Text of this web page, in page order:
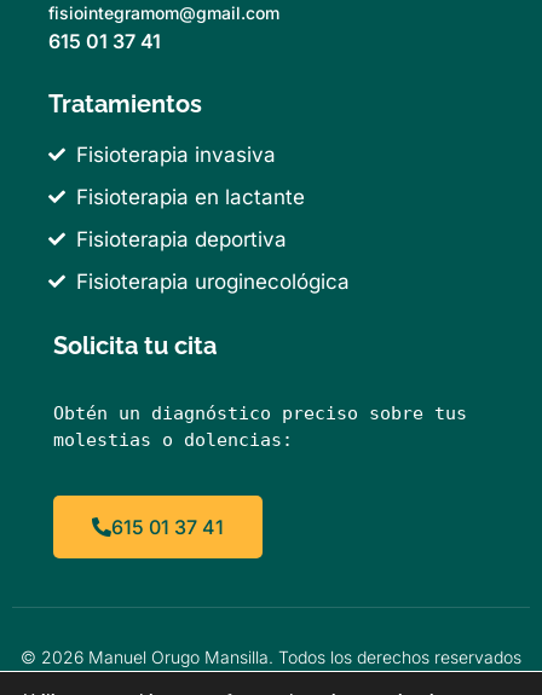
fisiointegramom@gmail.com
615 01 37 41
Tratamientos
Fisioterapia invasiva
Fisioterapia en lactante
Fisioterapia deportiva
Fisioterapia uroginecológica
Solicita tu cita
Obtén un diagnóstico preciso sobre tus
molestias o dolencias:
615 01 37 41
© 2026 Manuel Orugo Mansilla. Todos los derechos reservados